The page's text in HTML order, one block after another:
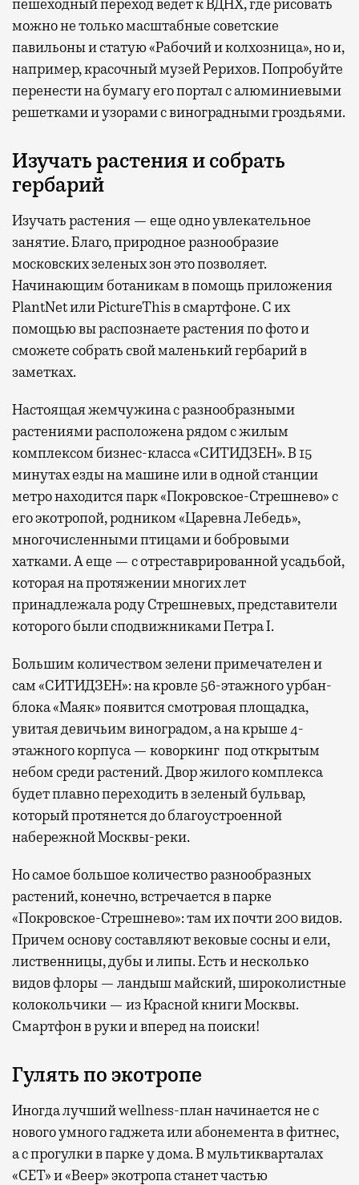
пешеходный переход ведет к ВДНХ, где рисовать
можно не только масштабные советские
павильоны и статую «Рабочий и колхозница», но и,
например, красочный музей Рерихов. Попробуйте
перенести на бумагу его портал с алюминиевыми
решетками и узорами с виноградными гроздьями.
Изучать растения и собрать
гербарий
Изучать растения — еще одно увлекательное
занятие. Благо, природное разнообразие
московских зеленых зон это позволяет.
Начинающим ботаникам в помощь приложения
PlantNet или PictureThis в смартфоне. С их
помощью вы распознаете растения по фото и
сможете собрать свой маленький гербарий в
заметках.
Настоящая жемчужина с разнообразными
растениями расположена рядом с жилым
комплексом бизнес-класса «СИТИДЗЕН». В 15
минутах езды на машине или в одной станции
метро находится парк «Покровское-Стрешнево» с
его экотропой, родником «Царевна Лебедь»,
многочисленными птицами и бобровыми
хатками. А еще — с отреставрированной усадьбой,
которая на протяжении многих лет
принадлежала роду Стрешневых, представители
которого были сподвижниками Петра I.
Большим количеством зелени примечателен и
сам «СИТИДЗЕН»: на кровле 56-этажного урбан-
блока «Маяк» появится смотровая площадка,
увитая девичьим виноградом, а на крыше 4-
этажного корпуса — коворкинг под открытым
небом среди растений. Двор жилого комплекса
будет плавно переходить в зеленый бульвар,
который протянется до благоустроенной
набережной Москвы-реки.
Но самое большое количество разнообразных
растений, конечно, встречается в парке
«Покровское-Стрешнево»: там ихпочти 200 видов.
Причем основу составляют вековые сосны и ели,
лиственницы, дубы и липы. Есть и несколько
видов флоры — ландыш майский, широколистные
колокольчики — из Красной книги Москвы.
Смартфон в руки и вперед на поиски!
Гулять по экотропе
Иногда лучший wellness-план начинается не с
нового умного гаджета или абонемента в фитнес,
а с прогулки в парке у дома. В мультикварталах
«СЕТ» и «Веер» экотропа станет частью